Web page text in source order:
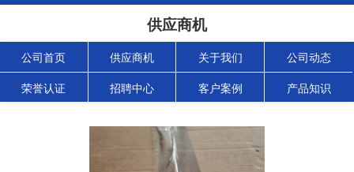
供应商机
公司首页 供应商机 关于我们 公司动态
荣誉认证 招聘中心 客户案例 产品知识